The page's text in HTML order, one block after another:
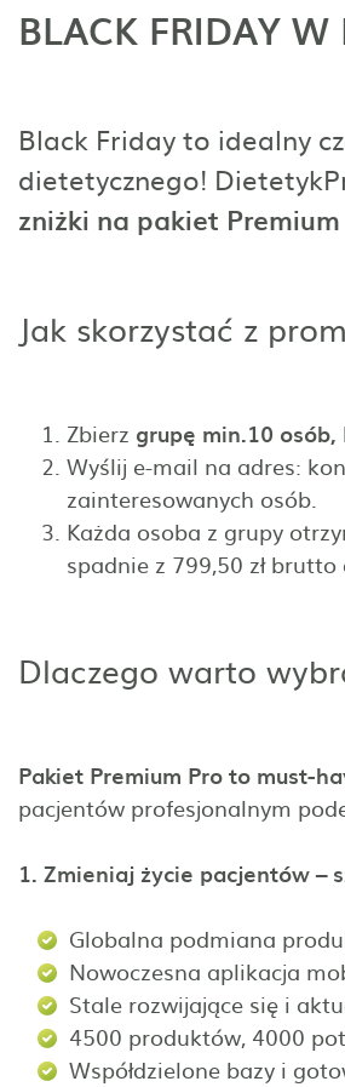
BLACK FRIDAY W
Black Friday to idealny
dietetycznego!
zniżki na pakiet
Jak skorzystać z
Zbierz grupę min.10 osób,
Wyślij e-mail na adres:
zainteresowanych osób.
Każda osoba z grupy
spadnie z 799,50 zł
Dlaczego warto
Pakiet Premium Pro to must-
pacjentów profesjonalnym
1. Zmieniaj życie pacjentów –
Globalna podmiana
Nowoczesna aplikacja
Stale rozwijające się i
4500 produktów, 4000
Współdzielone bazy i